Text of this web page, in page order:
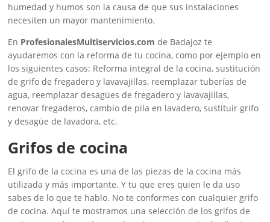
humedad y humos son la causa de que sus instalaciones
necesiten un mayor mantenimiento.
En ProfesionalesMultiservicios.com de Badajoz te
ayudaremos con la reforma de tu cocina, como por ejemplo en
los siguientes casos: Reforma integral de la cocina, sustitución
de grifo de fregadero y lavavajillas, reemplazar tuberías de
agua, reemplazar desagües de fregadero y lavavajillas,
renovar fregaderos, cambio de pila en lavadero, sustituir grifo
y desagüe de lavadora, etc.
Grifos de cocina
El grifo de la cocina es una de las piezas de la cocina más
utilizada y más importante. Y tu que eres quien le da uso
sabes de lo que te hablo. No te conformes con cualquier grifo
de cocina. Aquí te mostramos una selección de los grifos de